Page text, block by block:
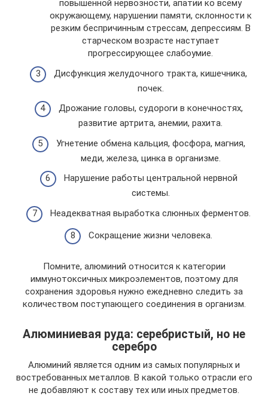
повышенной нервозности, апатии ко всему
окружающему, нарушении памяти, склонности к
резким беспричинным стрессам, депрессиям. В
старческом возрасте наступает
прогрессирующее слабоумие.
Дисфункция желудочного тракта, кишечника,
почек.
Дрожание головы, судороги в конечностях,
развитие артрита, анемии, рахита.
Угнетение обмена кальция, фосфора, магния,
меди, железа, цинка в организме.
Нарушение работы центральной нервной
системы.
Неадекватная выработка слюнных ферментов.
Сокращение жизни человека.
Помните, алюминий относится к категории
иммунотоксичных микроэлементов, поэтому для
сохранения здоровья нужно ежедневно следить за
количеством поступающего соединения в организм.
Алюминиевая руда: серебристый, но не
серебро
Алюминий является одним из самых популярных и
востребованных металлов. В какой только отрасли его
не добавляют к составу тех или иных предметов.